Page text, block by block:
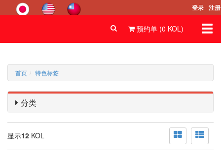
登录 注册
预约单 (0 KOL)
首页 特色标签
分类
显示12 KOL